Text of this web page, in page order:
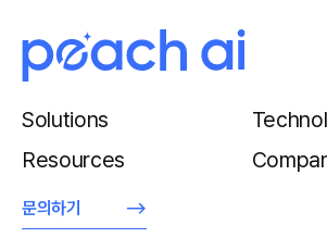
Solutions
Resources
문의하기